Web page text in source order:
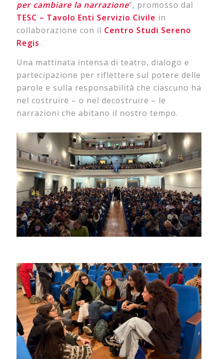
per cambiare la narrazione”, promosso dal
TESC – Tavolo Enti Servizio Civile in
collaborazione con il Centro Studi Sereno
Regis.
Una mattinata intensa di teatro, dialogo e
partecipazione per riflettere sul potere delle
parole e sulla responsabilità che ciascuno ha
nel costruire – o nel decostruire – le
narrazioni che abitano il nostro tempo.